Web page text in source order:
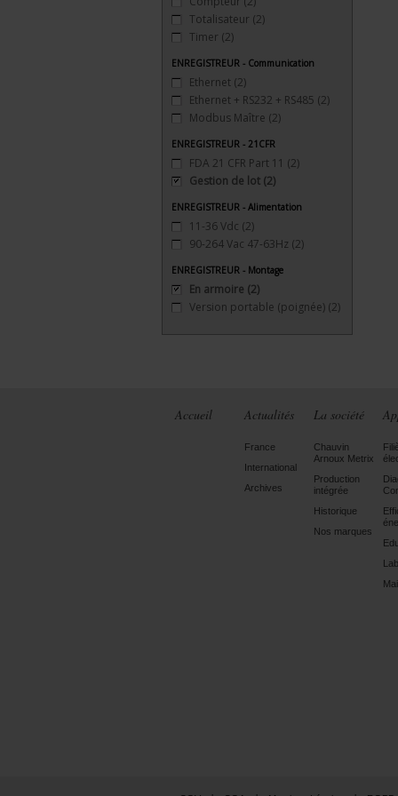
Totalisateur (2)
Timer (2)
ENREGISTREUR - Communication
Ethernet (2)
Ethernet + RS232 + RS485 (2)
Modbus Maître (2)
ENREGISTREUR - 21CFR
FDA 21 CFR Part 11 (2)
Gestion de lot (2)
ENREGISTREUR - Alimentation
11-36 Vdc (2)
90-264 Vac 47-63Hz (2)
ENREGISTREUR - Montage
En armoire (2)
Version portable (poignée) (2)
Accueil Actualités
France
International
Archives
La société
Chauvin
Arnoux Metrix
Production
intégrée
Historique
Nos marques